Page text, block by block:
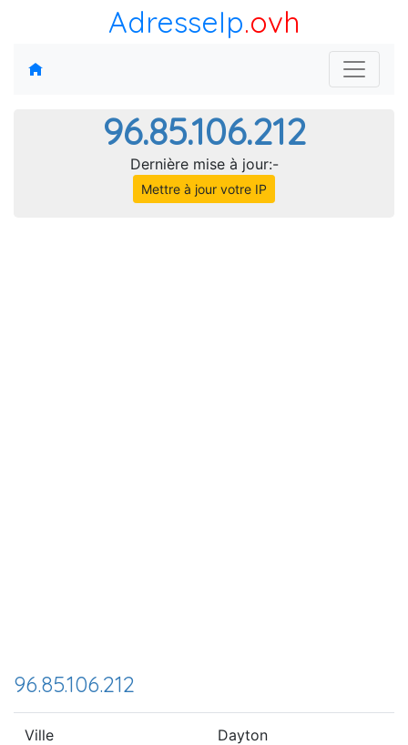
AdresseIp.ovh
96.85.106.212
Dernière mise à jour:-
Mettre à jour votre IP
96.85.106.212
Ville Dayton